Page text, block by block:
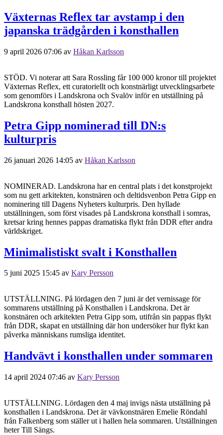
Växternas Reflex tar avstamp i den
japanska trädgården i konsthallen
9 april 2026 07:06 av Håkan Karlsson
STÖD. Vi noterar att Sara Rossling får 100 000 kronor till projektet
Växternas Reflex, ett curatoriellt och konstnärligt utvecklingsarbete
som genomförs i Landskrona och Svalöv inför en utställning på
Landskrona konsthall hösten 2027.
Petra Gipp nominerad till DN:s
kulturpris
26 januari 2026 14:05 av Håkan Karlsson
NOMINERAD. Landskrona har en central plats i det konstprojekt
som nu gett arkitekten, konstnären och deltidsvenbon Petra Gipp en
nominering till Dagens Nyheters kulturpris. Den hyllade
utställningen, som först visades på Landskrona konsthall i somras,
kretsar kring hennes pappas dramatiska flykt från DDR efter andra
världskriget.
Minimalistiskt svalt i Konsthallen
5 juni 2025 15:45 av Kary Persson
UTSTÄLLNING. På lördagen den 7 juni är det vernissage för
sommarens utställning på Konsthallen i Landskrona. Det är
konstnären och arkitekten Petra Gipp som, utifrån sin pappas flykt
från DDR, skapat en utställning där hon undersöker hur flykt kan
påverka människans rumsliga identitet.
Handvävt i konsthallen under sommaren
14 april 2024 07:46 av Kary Persson
UTSTÄLLNING. Lördagen den 4 maj invigs nästa utställning på
konsthallen i Landskrona. Det är vävkonstnären Emelie Röndahl
från Falkenberg som ställer ut i hallen hela sommaren. Utställningen
heter Till Sängs.